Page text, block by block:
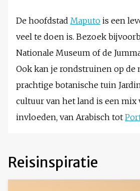
De hoofdstad Maputo is een
veel te doen is. Bezoek
Nationale Museum of de
Ook kan je rondstruinen op de
prachtige botanische tuin
cultuur van het land is een mix
invloeden, van Arabisch tot
Reisinspiratie